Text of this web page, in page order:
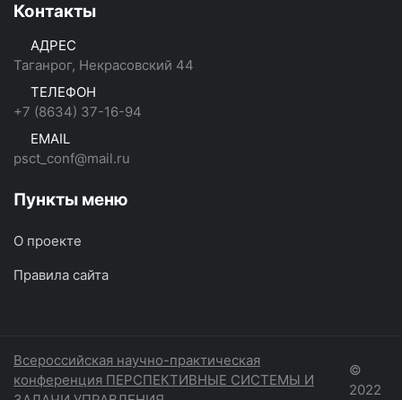
Контакты
АДРЕС
Таганрог, Некрасовский 44
ТЕЛЕФОН
+7 (8634) 37-16-94
EMAIL
psct_conf@mail.ru
Пункты меню
О проекте
Правила сайта
Всероссийская научно-практическая
конференция ПЕРСПЕКТИВНЫЕ СИСТЕМЫ И
©
2022